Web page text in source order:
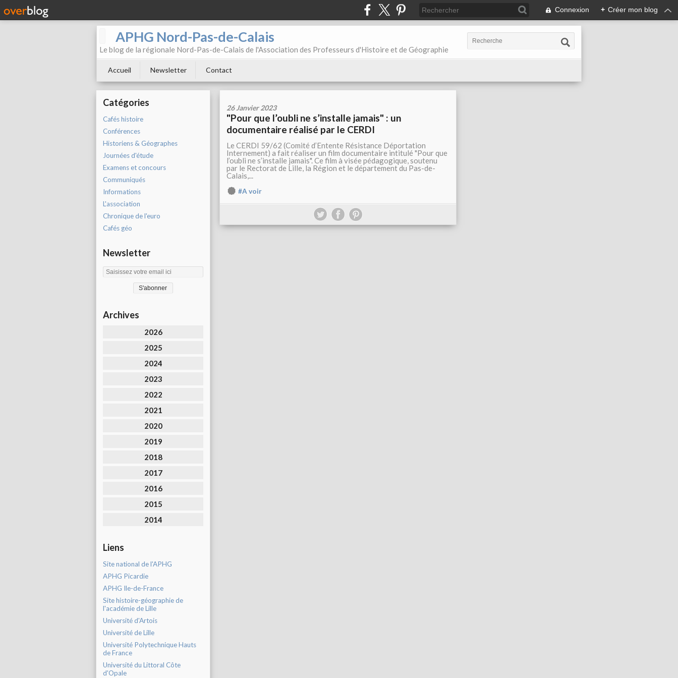
Connexion + Créer mon blog
APHG Nord-Pas-de-Calais
Le blog de la régionale Nord-Pas-de-Calais de l'Association des Professeurs d'Histoire et de Géographie
Accueil Newsletter Contact
Catégories
Cafés histoire
Conférences
Historiens & Géographes
Journées d'étude
Examens et concours
Communiqués
Informations
L'association
Chronique de l'euro
Cafés géo
Newsletter
Archives
2026
2025
2024
2023
2022
2021
2020
2019
2018
2017
2016
2015
2014
Liens
Site national de l'APHG
APHG Picardie
APHG Ile-de-France
Site histoire-géographie de
l'académie de Lille
Université d'Artois
Université de Lille
Université Polytechnique Hauts
de France
Université du Littoral Côte
d'Opale
26 Janvier 2023
"Pour que l’oubli ne s’installe jamais" : un
documentaire réalisé par le CERDI
Le CERDI 59/62 (Comité d’Entente Résistance Déportation
Internement) a fait réaliser un film documentaire intitulé "Pour que
l’oubli ne s’installe jamais". Ce film à visée pédagogique, soutenu
par le Rectorat de Lille, la Région et le département du Pas-de-
Calais,...
#A voir